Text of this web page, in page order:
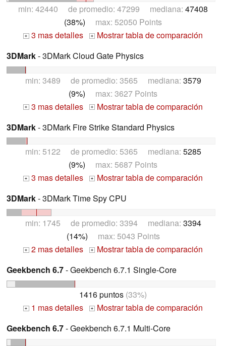
min: 42440 de promedio: 47299 mediana: 47408
(38%) max: 52050 Points
+ 3 mas detalles +
Mostrar tabla de comparación
3DMark- 3DMark Cloud Gate Physics
min: 3489 de promedio: 3565 mediana: 3579
(9%) max: 3627 Points
+ 3 mas detalles +
Mostrar tabla de comparación
3DMark- 3DMark Fire Strike Standard Physics
min: 5122 de promedio: 5365 mediana: 5285
(9%) max: 5687 Points
+ 3 mas detalles +
Mostrar tabla de comparación
3DMark- 3DMark Time Spy CPU
min: 1745 de promedio: 3394 mediana: 3394
(14%) max: 5043 Points
+ 2 mas detalles +
Mostrar tabla de comparación
Geekbench 6.7- Geekbench 6.7.1 Single-Core
1416 puntos (33%)
+ 1 mas detalles +
Mostrar tabla de comparación
Geekbench 6.7- Geekbench 6.7.1 Multi-Core